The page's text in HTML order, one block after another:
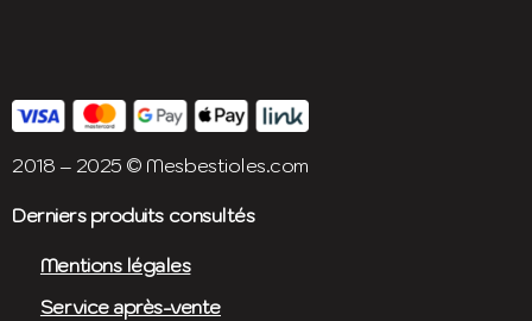
2018 – 2025 © Mesbestioles.com
Derniers produits consultés
Mentions légales
Service après-vente